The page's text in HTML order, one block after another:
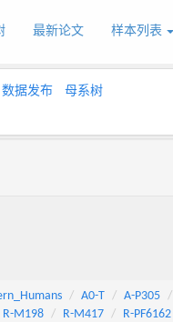
最新论文 样本列表
数据发布
母系树
A0-T A-P305
R-M198 R-M417 R-PF6162